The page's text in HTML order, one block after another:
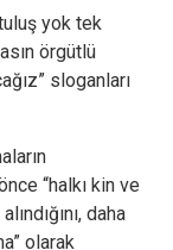
yok tek
örgütlü
sloganları
“halkı kin ve
daha
olarak